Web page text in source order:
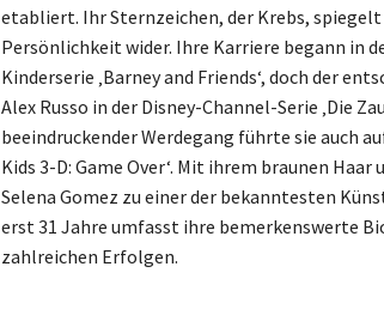
etabliert. Ihr Sternzeichen, der Krebs,
Persönlichkeit wider. Ihre Karriere begann in
Kinderserie ‚Barney and Friends‘, doch der
Alex Russo in der Disney-Channel-Serie ‚Die
beeindruckender Werdegang führte sie auch
Kids 3-D: Game Over‘. Mit ihrem braunen
Selena Gomez zu einer der bekanntesten
erst 31 Jahre umfasst ihre bemerkenswerte
zahlreichen Erfolgen.